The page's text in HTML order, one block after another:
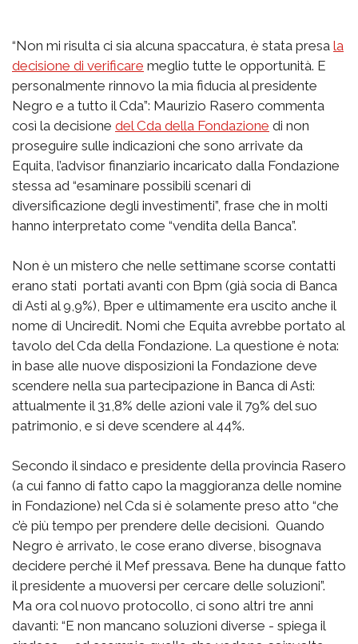
“Non mi risulta ci sia alcuna spaccatura, è stata presa la
decisione di verificare meglio tutte le opportunità. E
personalmente rinnovo la mia fiducia al presidente
Negro e a tutto il Cda”: Maurizio Rasero commenta
così la decisione del Cda della Fondazione di non
proseguire sulle indicazioni che sono arrivate da
Equita, l’advisor finanziario incaricato dalla Fondazione
stessa ad “esaminare possibili scenari di
diversificazione degli investimenti”, frase che in molti
hanno interpretato come “vendita della Banca”.
Non è un mistero che nelle settimane scorse contatti
erano stati portati avanti con Bpm (già socia di Banca
di Asti al 9,9%), Bper e ultimamente era uscito anche il
nome di Unciredit. Nomi che Equita avrebbe portato al
tavolo del Cda della Fondazione. La questione è nota:
in base alle nuove disposizioni la Fondazione deve
scendere nella sua partecipazione in Banca di Asti:
attualmente il 31,8% delle azioni vale il 79% del suo
patrimonio, e si deve scendere al 44%.
Secondo il sindaco e presidente della provincia Rasero
(a cui fanno di fatto capo la maggioranza delle nomine
in Fondazione) nel Cda si è solamente preso atto “che
c’è più tempo per prendere delle decisioni. Quando
Negro è arrivato, le cose erano diverse, bisognava
decidere perché il Mef pressava. Bene ha dunque fatto
il presidente a muoversi per cercare delle soluzioni”.
Ma ora col nuovo protocollo, ci sono altri tre anni
davanti: “E non mancano soluzioni diverse - spiega il